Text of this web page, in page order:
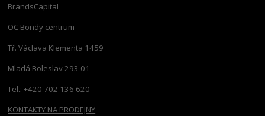
BrandsCapital
OC Bondy centrum
Tř. Václava Klementa 1459
Mladá Boleslav 293 01
Tel.: +420 702 136 620
KONTAKTY NA PRODEJNY